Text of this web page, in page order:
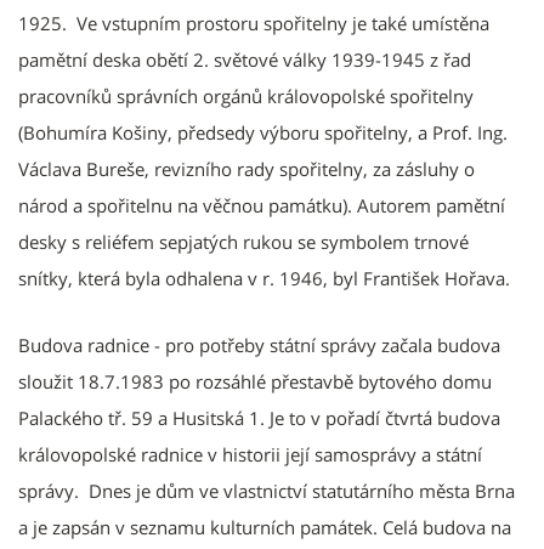
1925. Ve vstupním prostoru spořitelny je také umístěna
pamětní deska obětí 2. světové války 1939-1945 z řad
pracovníků správních orgánů královopolské spořitelny
(Bohumíra Košiny, předsedy výboru spořitelny, a Prof. Ing.
Václava Bureše, revizního rady spořitelny, za zásluhy o
národ a spořitelnu na věčnou památku). Autorem pamětní
desky s reliéfem sepjatých rukou se symbolem trnové
snítky, která byla odhalena v r. 1946, byl František Hořava.
Budova radnice - pro potřeby státní správy začala budova
sloužit 18.7.1983 po rozsáhlé přestavbě bytového domu
Palackého tř. 59 a Husitská 1. Je to v pořadí čtvrtá budova
královopolské radnice v historii její samosprávy a státní
správy. Dnes je dům ve vlastnictví statutárního města Brna
a je zapsán v seznamu kulturních památek. Celá budova na